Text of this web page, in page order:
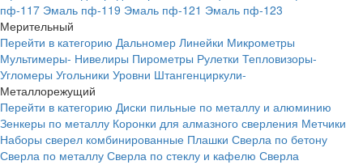
пф-117 Эмаль пф-119 Эмаль пф-121 Эмаль пф-123
Мерительный
Перейти в категорию Дальномер Линейки Микрометры
Мультимеры- Нивелиры Пирометры Рулетки Тепловизоры-
Угломеры Угольники Уровни Штангенциркули-
Металлорежущий
Перейти в категорию Диски пильные по металлу и алюминию
Зенкеры по металлу Коронки для алмазного сверления Метчики
Наборы сверел комбинированные Плашки Сверла по бетону
Сверла по металлу Сверла по стеклу и кафелю Сверла